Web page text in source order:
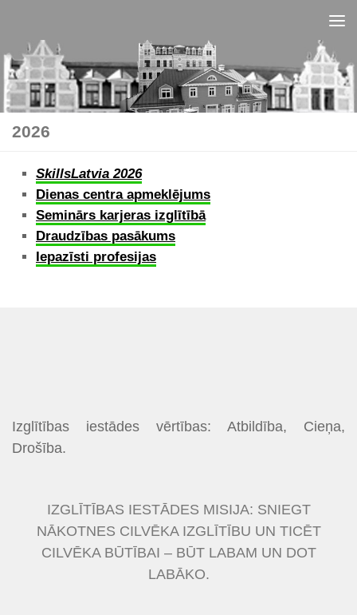
2026
SkillsLatvia 2026
Dienas centra apmeklējums
Seminārs karjeras izglītībā
Draudzības pasākums
Iepazīsti profesijas
Izglītības iestādes vērtības: Atbildība, Cieņa,
Drošība.
IZGLĪTĪBAS IESTĀDES MISIJA: SNIEGT
NĀKOTNES CILVĒKA IZGLĪTĪBU UN TICĒT
CILVĒKA BŪTĪBAI – BŪT LABAM UN DOT
LABĀKO.